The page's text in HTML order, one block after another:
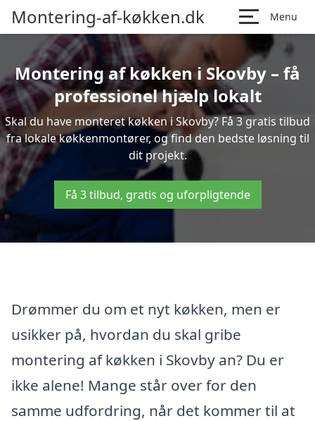
Montering-af-køkken.dk Menu
Montering af køkken i Skovby – få
professionel hjælp lokalt
Skal du have monteret køkken i Skovby? Få 3 gratis tilbud
fra lokale køkkenmontører, og find den bedste løsning til
dit projekt.
Få 3 tilbud, gratis og uforpligtende
Drømmer du om et nyt køkken, men er
usikker på, hvordan du skal gribe
montering af køkken i Skovby an? Du er
ikke alene! Mange står over for den
samme udfordring, når det kommer til at